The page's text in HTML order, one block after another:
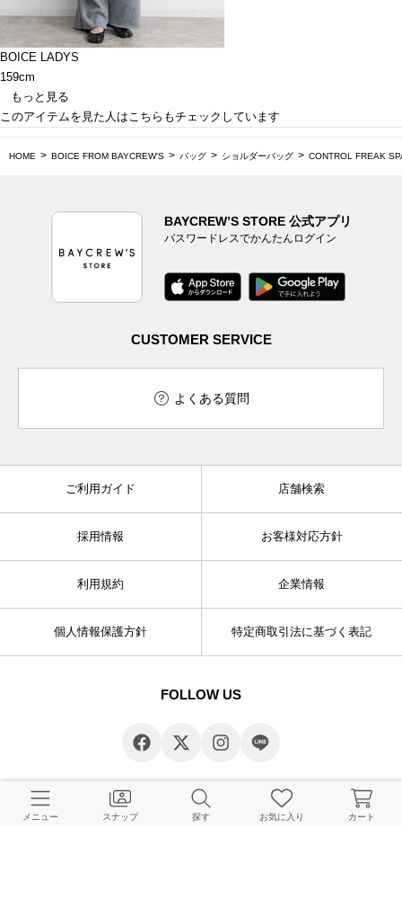
BOICE LADYS
159cm
もっと見る
このアイテムを見た人はこちらもチェックしています
HOME BOICE FROM BAYCREW'S バッグ ショルダーバッグ CONTROL FREAK
BAYCREW’S STORE 公式アプリ
パスワードレスでかんたんログイン
CUSTOMER SERVICE
よくある質問
ご利用ガイド 店舗検索
採用情報 お客様対応方針
利用規約 企業情報
個人情報保護方針 特定商取引法に基づく表記
FOLLOW US
メニュー スナップ 探す お気に入り カート